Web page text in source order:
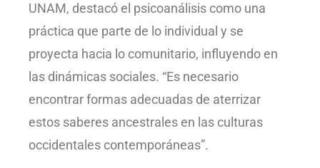
UNAM, destacó el psicoanálisis como una
práctica que parte de lo individual y se
proyecta hacia lo comunitario, influyendo en
las dinámicas sociales. “Es necesario
encontrar formas adecuadas de aterrizar
estos saberes ancestrales en las culturas
occidentales contemporáneas”.